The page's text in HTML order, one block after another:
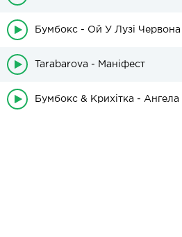
Tarabarova - Маніфест
Бумбокс & Крихiтка - Ангела